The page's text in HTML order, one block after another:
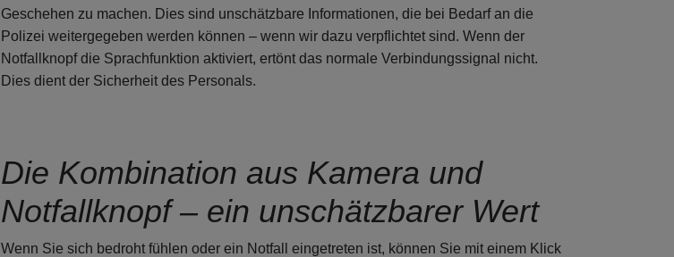
Geschehen zu machen. Dies sind unschätzbare Informationen, die bei Bedarf an die
Polizei weitergegeben werden können – wenn wir dazu verpflichtet sind. Wenn der
Notfallknopf die Sprachfunktion aktiviert, ertönt das normale Verbindungssignal nicht.
Dies dient der Sicherheit des Personals.
Die Kombination aus Kamera und
Notfallknopf – ein unschätzbarer Wert
Wenn Sie sich bedroht fühlen oder ein Notfall eingetreten ist, können Sie mit einem Klick